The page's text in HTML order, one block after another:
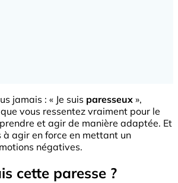
jamais : « Je suis paresseux »,
vous ressentez vraiment pour le
et agir de manière adaptée. Et
à agir en force en mettant un
négatives.
cette paresse ?